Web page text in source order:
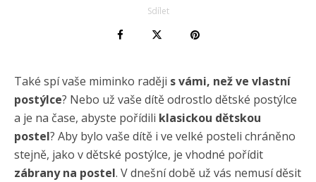
Sdílet
Také spí vaše miminko raději s vámi, než ve vlastní
postýlce? Nebo už vaše dítě odrostlo dětské postýlce
a je na čase, abyste pořídili klasickou dětskou
postel? Aby bylo vaše dítě i ve velké posteli chráněno
stejně, jako v dětské postýlce, je vhodné pořídit
zábrany na postel. V dnešní době už vás nemusí děsit